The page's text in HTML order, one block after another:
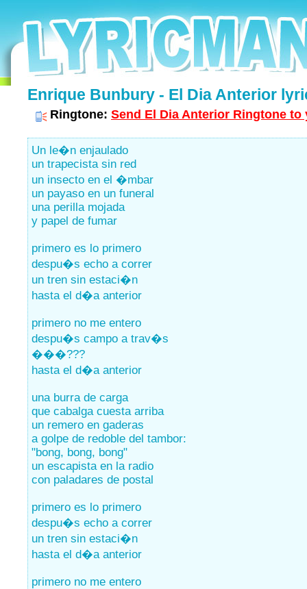
Enrique Bunbury - El Dia Anterior
Ringtone: Send El Dia Anterior Ringtone to
Un le�n enjaulado
un trapecista sin red
un insecto en el �mbar
un payaso en un funeral
una perilla mojada
y papel de fumar
primero es lo primero
despu�s echo a correr
un tren sin estaci�n
hasta el d�a anterior
primero no me entero
despu�s campo a trav�s
���???
hasta el d�a anterior
una burra de carga
que cabalga cuesta arriba
un remero en gaderas
a golpe de redoble del tambor:
"bong, bong, bong"
un escapista en la radio
con paladares de postal
primero es lo primero
despu�s echo a correr
un tren sin estaci�n
hasta el d�a anterior
primero no me entero